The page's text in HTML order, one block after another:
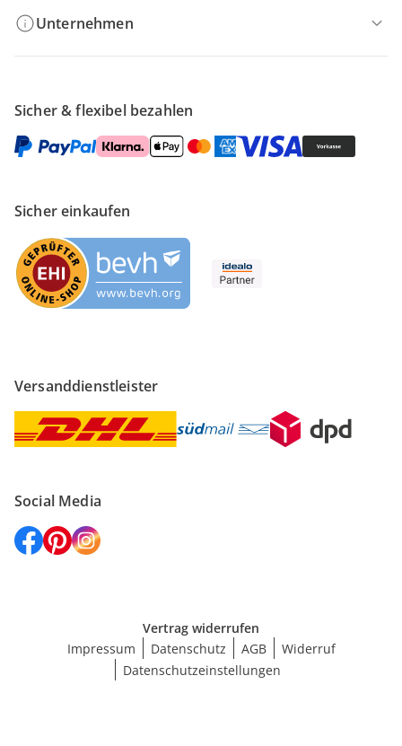
Unternehmen
Sicher & flexibel bezahlen
Sicher einkaufen
Versanddienstleister
Social Media
Vertrag widerrufen
Impressum
Datenschutz AGB
Widerruf
Datenschutzeinstellungen